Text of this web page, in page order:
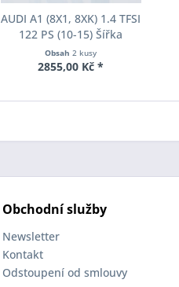
AUDI A1 (8X1, 8XK) 1.4 TFSI
122 PS (10-15) Šířka
rozchodu Eibach Pro-Spacer
S90-2-10-034 System2
Obsah2 kusy
2855,00 Kč *
Obchodní služby
Newsletter
Kontakt
Odstoupení od smlouvy